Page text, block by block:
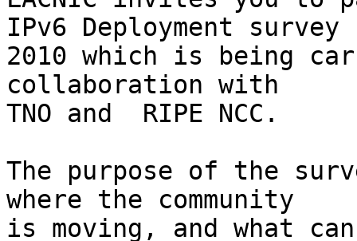
IPv6 Deployment survey
2010 which is being
collaboration with
TNO and  RIPE NCC.
The purpose of the
where the community
is moving, and what